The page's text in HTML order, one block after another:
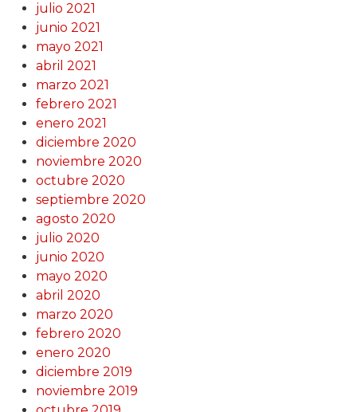
julio 2021
junio 2021
mayo 2021
abril 2021
marzo 2021
febrero 2021
enero 2021
diciembre 2020
noviembre 2020
octubre 2020
septiembre 2020
agosto 2020
julio 2020
junio 2020
mayo 2020
abril 2020
marzo 2020
febrero 2020
enero 2020
diciembre 2019
noviembre 2019